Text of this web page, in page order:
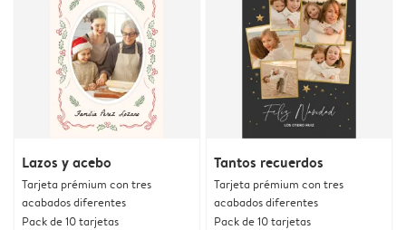
Lazos y acebo
Tarjeta prémium con tres
acabados diferentes
Pack de 10 tarjetas
Tantos recuerdos
Tarjeta prémium con tres
acabados diferentes
Pack de 10 tarjetas